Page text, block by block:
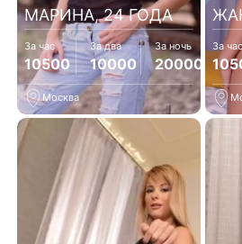
МАРИНА, 24 ГОДА
За час
10500
За два
10000
За ночь
20000
Москва
За час